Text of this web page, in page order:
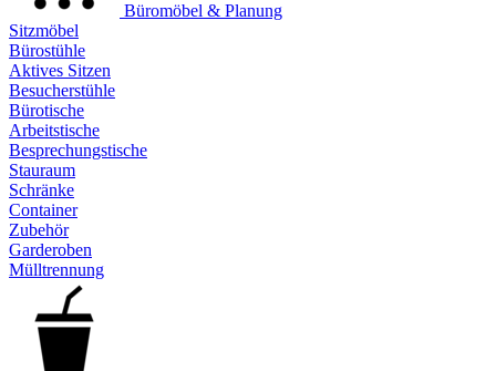
Büromöbel & Planung
Sitzmöbel
Bürostühle
Aktives Sitzen
Besucherstühle
Bürotische
Arbeitstische
Besprechungstische
Stauraum
Schränke
Container
Zubehör
Garderoben
Mülltrennung